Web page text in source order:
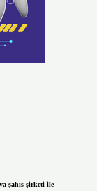
şahıs şirketi ile